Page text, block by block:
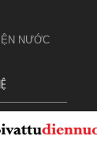
NƯỚC